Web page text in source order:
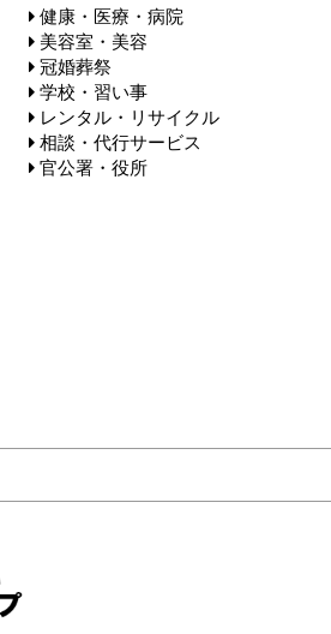
健康・医療・病院
美容室・美容
冠婚葬祭
学校・習い事
レンタル・リサイクル
相談・代行サービス
官公署・役所